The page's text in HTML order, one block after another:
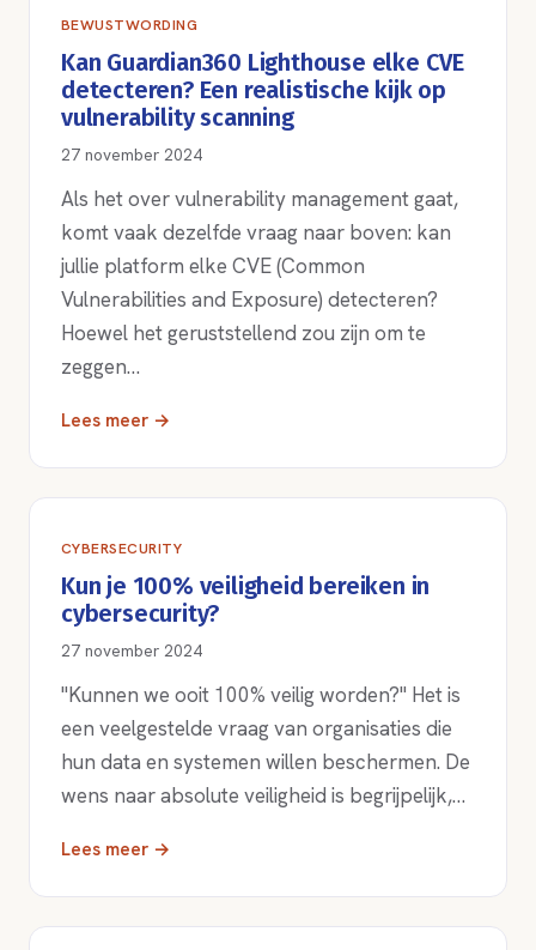
BEWUSTWORDING
Kan Guardian360 Lighthouse elke CVE
detecteren? Een realistische kijk op
vulnerability scanning
27 november 2024
Als het over vulnerability management gaat,
komt vaak dezelfde vraag naar boven: kan
jullie platform elke CVE (Common
Vulnerabilities and Exposure) detecteren?
Hoewel het geruststellend zou zijn om te
zeggen…
Lees meer →
CYBERSECURITY
Kun je 100% veiligheid bereiken in
cybersecurity?
27 november 2024
"Kunnen we ooit 100% veilig worden?" Het is
een veelgestelde vraag van organisaties die
hun data en systemen willen beschermen. De
wens naar absolute veiligheid is begrijpelijk,…
Lees meer →